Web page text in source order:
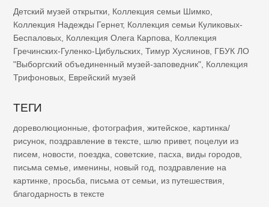
Детский музей открытки Коллекция семьи Шимко
Коллекция Надежды Гернет, Коллекция семьи Куликовых-
Беспаловых Коллекция Олега Карпова
Коллекция
Гречинских-Гуленко-Цибульских Тимур Хусяинов ГБУК ЛО
"Выборгский объединенный музей-заповедник" Коллекция
Трифоновых Еврейский музей
ТЕГИ
дореволюционные фотография житейское
картинка/
рисунок поздравление в тексте шлю привет, поцелуи из
писем
новости поездка советские пасха виды городов
письма семье
именины новый год
поздравление на
картинке
просьба письма от семьи из путешествия
благодарность в тексте